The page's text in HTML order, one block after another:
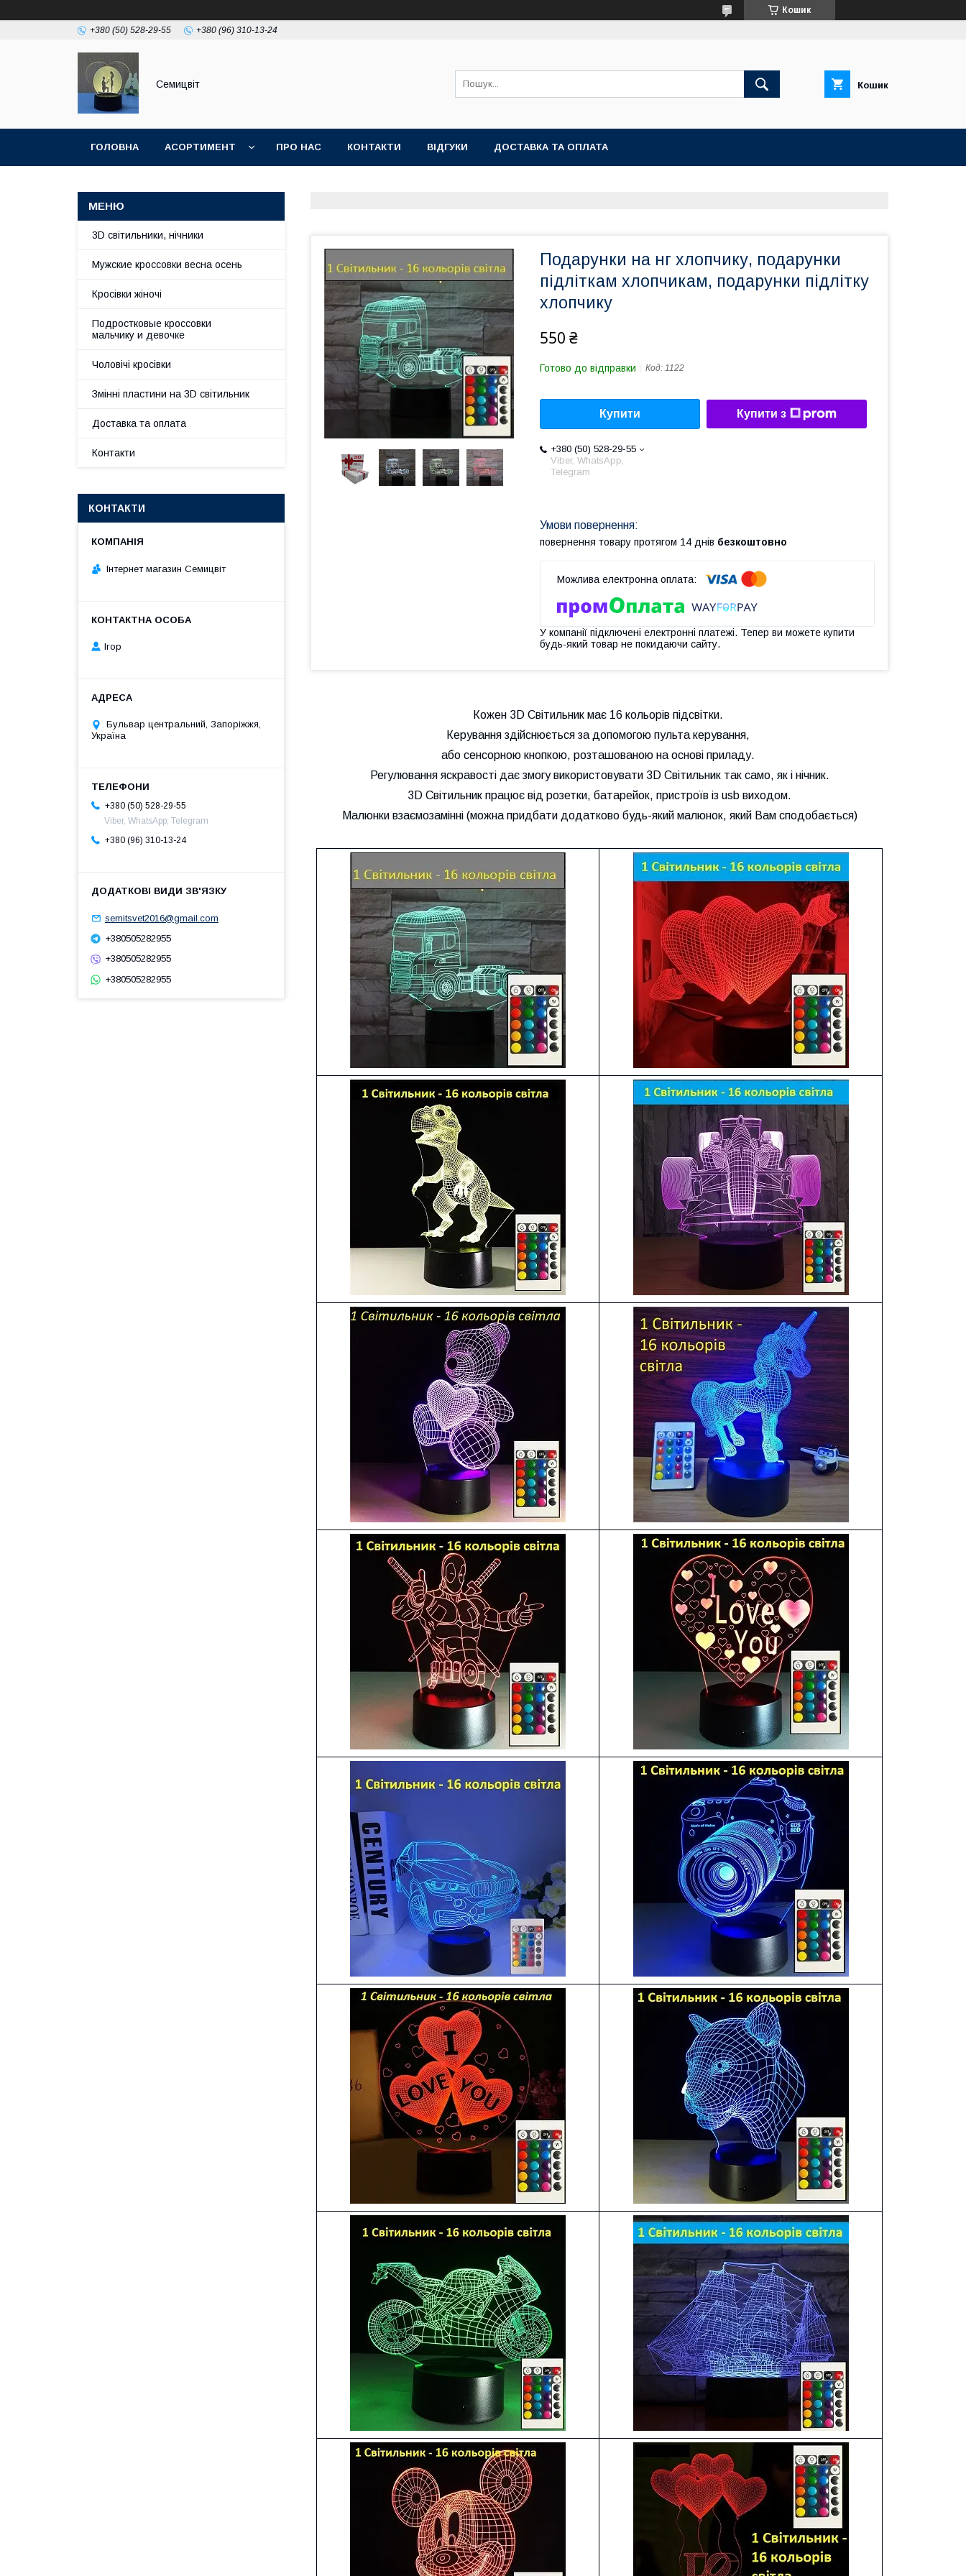
Кошик
+380 (50) 528-29-55 +380 (96) 310-13-24
Семицвіт Кошик
ГОЛОВНА АСОРТИМЕНТ ПРО НАС КОНТАКТИ ВІДГУКИ ДОСТАВКА ТА ОПЛАТА
Подарунки на нг хлопчику, подарунки
підліткам хлопчикам, подарунки підлітку
хлопчику
550 ₴
Готово до відправки Код: 1122
Купити Купити з
+380 (50) 528-29-55
Viber, WhatsApp,
Telegram
повернення товару протягом 14 днів безкоштовно
У компанії підключені електронні платежі. Тепер ви можете купити
будь-який товар не покидаючи сайту.
Кожен 3D Світильник має 16 кольорів підсвітки.
Керування здійснюється за допомогою пульта керування,
або сенсорною кнопкою, розташованою на основі приладу.
Регулювання яскравості дає змогу використовувати 3D Світильник так само, як і нічник.
3D Світильник працює від розетки, батарейок, пристроїв із usb виходом.
Малюнки взаємозамінні (можна придбати додатково будь-який малюнок, який Вам сподобається)
3D світильники, нічники
Мужские кроссовки весна осень
Кросівки жіночі
Подростковые кроссовки
мальчику и девочке
Чоловічі кросівки
Змінні пластини на 3D світильник
Доставка та оплата
Контакти
КОНТАКТИ
Інтернет магазин Семицвіт
Ігор
Бульвар центральний, Запоріжжя,
Україна
+380 (50) 528-29-55
Viber, WhatsApp, Telegram
+380 (96) 310-13-24
semitsvet2016@gmail.com
+380505282955
+380505282955
+380505282955